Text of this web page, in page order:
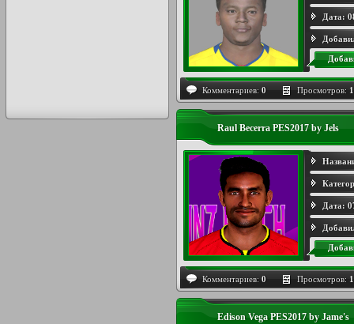
Дата:
Комментариев: 0 Просмотров:
Raul Becerra PES2017 by Jels
Дата:
Комментариев: 0 Просмотров:
Edison Vega PES2017 by Jame's